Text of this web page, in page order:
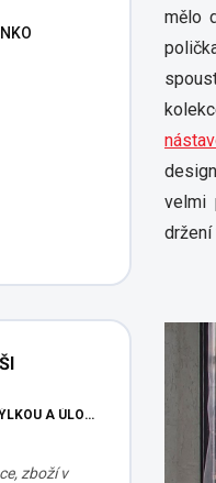
POSTEL 90X200 CM S PŘISTÝLKOU A ÚLOŽNÝM PROSTOREM MOCHA STUDIO
zboží v
mělo
velmi
držení